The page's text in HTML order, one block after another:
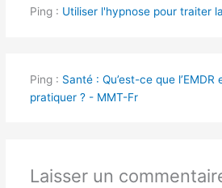
Ping : Utiliser l'hypnose pour traiter
Ping : Santé : Qu’est-ce que
pratiquer ? - MMT-Fr
Laisser un